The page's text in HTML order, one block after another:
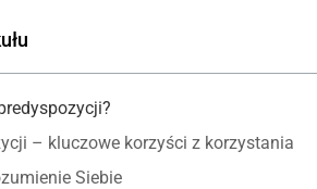
– kluczowe korzyści z korzystania
Siebie